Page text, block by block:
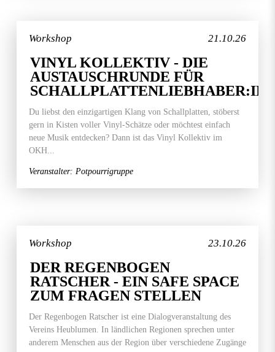
21.10.26
Workshop
VINYL KOLLEKTIV - DIE
AUSTAUSCHRUNDE FÜR
Du liebst den einzigartigen Klang von Schallplatten, stöberst
gern in Kisten voller Vinyl-Schätze oder möchtest einfach
neue Musik entdecken? Dann ist das Vinyl Kollektiv im
OKH...
Veranstalter: Potpourrigruppe
23.10.26
Workshop
DER REGENBOGEN
RATSCHER - EIN SAFE SPACE
ZUM FRAGEN STELLEN
Der Regenbogen Ratscher ist eine Dialogveranstaltung des
Vereins Heublumen. In ländlichen Regionen sprechen unter
anderem Menschen aus der Region über verschiedene Zugänge